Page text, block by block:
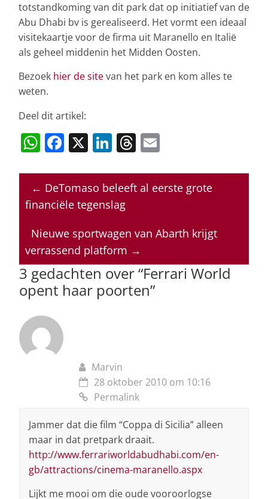
totstandkoming van dit park dat op initiatief van de
Abu Dhabi bv is gerealiseerd. Het vormt een ideaal
visitekaartje voor de firma uit Maranello en Italië
als geheel middenin het Midden Oosten.
Bezoek hier de sitevan het park en kom alles te
weten.
Deel dit artikel:
W
at
s
p
p
F
c
e
o
o
k
X Li
k
e
dI
n
T
re
a
s
ai
l
← DeTomaso beleeft al eerste grote
financiële tegenslag
Nieuwe sportwagen van Abarth krijgt
verrassend platform →
3 gedachten over “Ferrari World
opent haar poorten”
Marvin
28 oktober 2010 om 10:16
Permalink
Jammer dat die film “Coppa di Sicilia” alleen
maar in dat pretpark draait.
http://www.ferrariworldabudhabi.com/en-
gb/attractions/cinema-maranello.aspx
Lijkt me mooi om die oude vooroorlogse